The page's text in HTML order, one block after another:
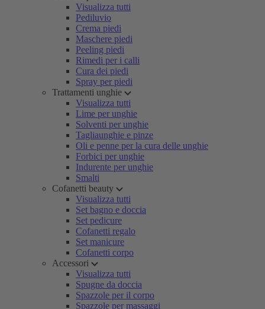
Visualizza tutti
Pediluvio
Crema piedi
Maschere piedi
Peeling piedi
Rimedi per i calli
Cura dei piedi
Spray per piedi
Trattamenti unghie
Visualizza tutti
Lime per unghie
Solventi per unghie
Tagliaunghie e pinze
Oli e penne per la cura delle unghie
Forbici per unghie
Indurente per unghie
Smalti
Cofanetti beauty
Visualizza tutti
Set bagno e doccia
Set pedicure
Cofanetti regalo
Set manicure
Cofanetti corpo
Accessori
Visualizza tutti
Spugne da doccia
Spazzole per il corpo
Spazzole per massaggi